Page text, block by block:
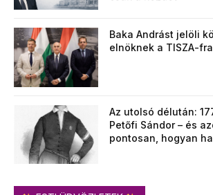
Baka Andrást jelöli
elnöknek a TISZA-
Az utolsó délután:
Petőfi Sándor – és
pontosan, hogyan